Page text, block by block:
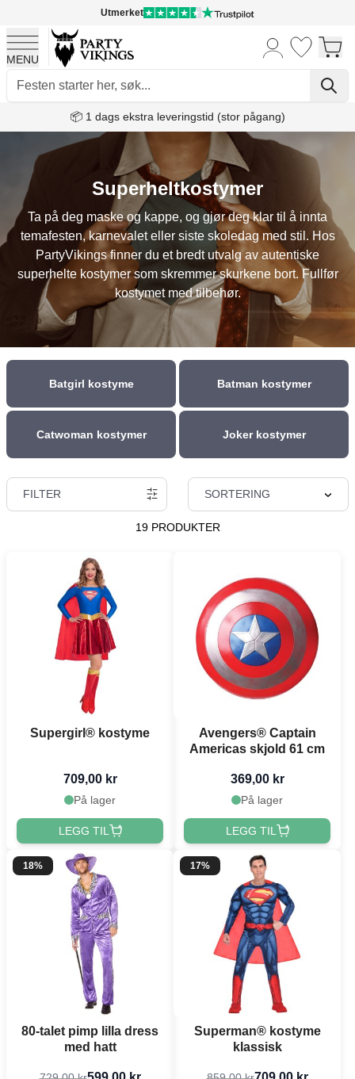
Utmerket
MENU
📦 1 dags ekstra leveringstid (stor pågang)
Skip to Content
Superheltkostymer
Ta på deg maske og kappe, og gjør deg klar til å innta
temafesten, karnevalet eller siste skoledag med stil. Hos
PartyVikings finner du et bredt utvalg av autentiske
superhelte kostymer som skremmer skurkene bort. Fullfør
kostymet med tilbehør.
Batgirl kostyme Batman kostymer
Catwoman kostymer Joker kostymer
FILTER SORTERING
19 PRODUKTER
Supergirl® kostyme
709,00 kr
På lager
LEGG TIL
Avengers® Captain
Americas skjold 61 cm
369,00 kr
På lager
LEGG TIL
18%
80-talet pimp lilla dress
med hatt
17%
Superman® kostyme
klassisk